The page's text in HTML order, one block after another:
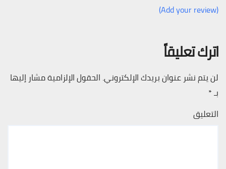
(Add your review)
اترك تعليقاً
لن يتم نشر عنوان بريدك الإلكتروني. الحقول الإلزامية مشار إليها
بـ*
التعليق